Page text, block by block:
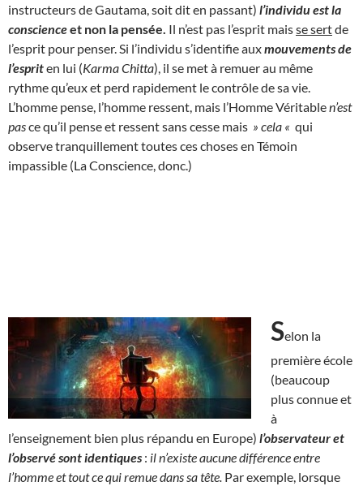
instructeurs de Gautama, soit dit en passant) l’individu est la
conscienceet non la pensée. Il n’est pas l’esprit maisse sertde
l’esprit pour penser. Si l’individu s’identifie auxmouvements de
l’espriten lui (Karma Chitta), il se met à remuer au même
rythme qu’eux et perd rapidement le contrôle de sa vie.
L’homme pense, l’homme ressent, mais l’Homme Véritablen’est
pasce qu’il pense et ressent sans cesse mais » cela « qui
observe tranquillement toutes ces choses en Témoin
impassible (La Conscience, donc.)
Selon la
première école
(beaucoup
plus connue et
à
l’enseignement bien plus répandu en Europe) l’observateur et
l’observé sont identiques : il n’existe aucune différence entre
l’homme et tout ce qui remue dans sa tête. Par exemple, lorsque